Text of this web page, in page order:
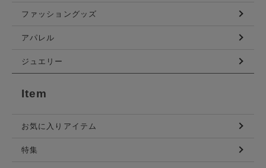
ファッショングッズ
アパレル
ジュエリー
Item
お気に入りアイテム
特集